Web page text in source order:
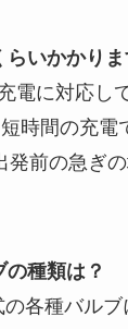
いかかりま
電に対応し
時間の充電
発前の急ぎ
種類は？
各種バルブ